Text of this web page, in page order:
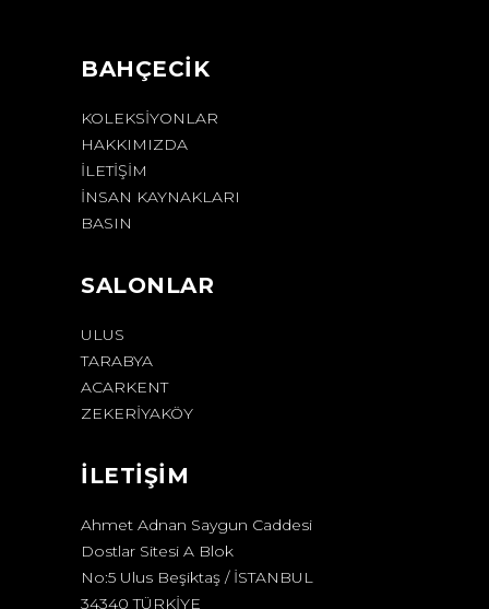
BAHÇECİK
KOLEKSIYONLAR
HAKKIMIZDA
İLETIŞIM
İNSAN KAYNAKLARI
BASIN
SALONLAR
ULUS
TARABYA
ACARKENT
ZEKERİYAKÖY
İLETİŞİM
Ahmet Adnan Saygun Caddesi
Dostlar Sitesi A Blok
No:5 Ulus Beşiktaş / İSTANBUL
34340 TÜRKİYE